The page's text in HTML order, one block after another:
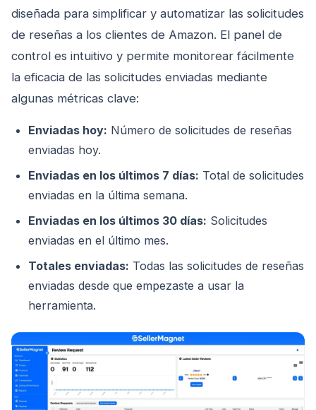
diseñada para simplificar y automatizar las solicitudes
de reseñas a los clientes de Amazon. El panel de
control es intuitivo y permite monitorear fácilmente
la eficacia de las solicitudes enviadas mediante
algunas métricas clave:
Enviadas hoy: Número de solicitudes de reseñas
enviadas hoy.
Enviadas en los últimos 7 días: Total de solicitudes
enviadas en la última semana.
Enviadas en los últimos 30 días: Solicitudes
enviadas en el último mes.
Totales enviadas: Todas las solicitudes de reseñas
enviadas desde que empezaste a usar la
herramienta.